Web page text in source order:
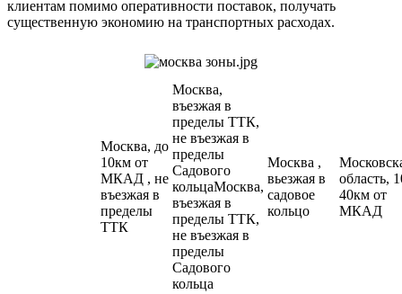
клиентам помимо оперативности поставок, получать
существенную экономию на транспортных расходах.
Москва, до
10км от
МКАД , не
въезжая в
пределы
ТТК
Москва,
въезжая в
пределы ТТК,
не въезжая в
пределы
Садового
кольцаМосква,
въезжая в
пределы ТТК,
не въезжая в
пределы
Садового
кольца
Москва ,
вьезжая в
садовое
кольцо
область,
40км от
МКАД